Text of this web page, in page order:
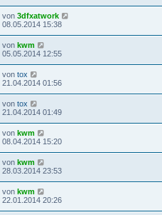
von 3dfxatwork
08.05.2014 15:38
von kwm
05.05.2014 12:55
von tox
21.04.2014 01:56
von tox
21.04.2014 01:49
von kwm
08.04.2014 15:20
von kwm
28.03.2014 23:53
von kwm
22.01.2014 20:26